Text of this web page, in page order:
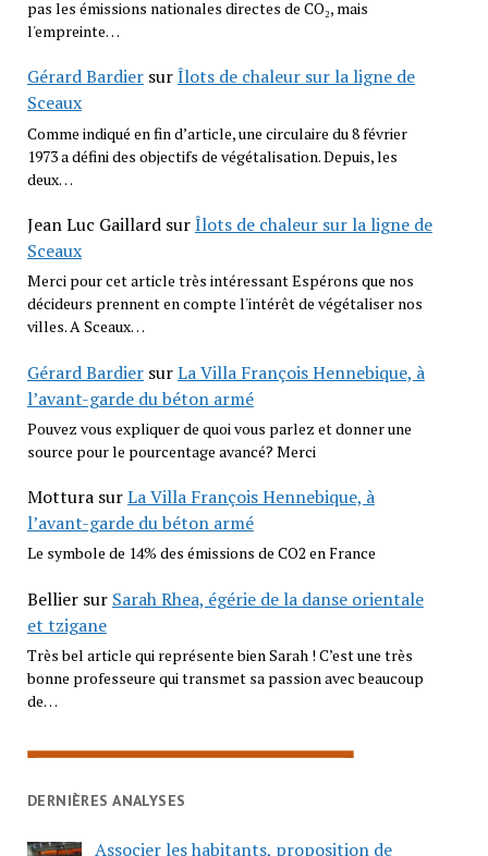
pas les émissions nationales directes de CO₂, mais
l'empreinte…
Gérard BardiersurÎlots de chaleur sur la ligne de
Sceaux
Comme indiqué en fin d’article, une circulaire du 8 février
1973 a défini des objectifs de végétalisation. Depuis, les
deux…
Jean Luc GaillardsurÎlots de chaleur sur la ligne de
Sceaux
Merci pour cet article très intéressant Espérons que nos
décideurs prennent en compte l'intérêt de végétaliser nos
villes. A Sceaux…
Gérard BardiersurLa Villa François Hennebique, à
l’avant-garde du béton armé
Pouvez vous expliquer de quoi vous parlez et donner une
source pour le pourcentage avancé? Merci
MotturasurLa Villa François Hennebique, à
l’avant-garde du béton armé
Le symbole de 14% des émissions de CO2 en France
Belliersur Sarah Rhea, égérie de la danse orientale
et tzigane
Très bel article qui représente bien Sarah ! C’est une très
bonne professeure qui transmet sa passion avec beaucoup
de…
DERNIÈRES ANALYSES
Associer les habitants, proposition de